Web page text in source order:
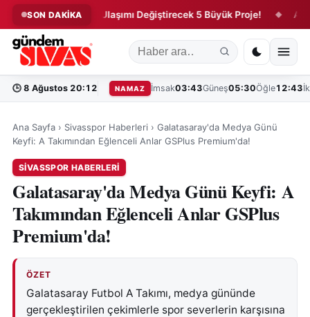
SON DAKİKA
◆ Sivas’ta Ulaşımı Değiştirecek 5 Büyük Proje! ◆ AK
🕒 8 Ağustos 20:12 NAMAZ İmsak03:43Güneş05:30Öğle12:43
Ana Sayfa › Sivasspor Haberleri › Galatasaray'da Medya Günü
Keyfi: A Takımından Eğlenceli Anlar GSPlus Premium'da!
SIVASSPOR HABERLERI
Galatasaray'da Medya Günü Keyfi: A
Takımından Eğlenceli Anlar GSPlus
Premium'da!
ÖZET
Galatasaray Futbol A Takımı, medya gününde
gerçekleştirilen çekimlerle spor severlerin karşısına